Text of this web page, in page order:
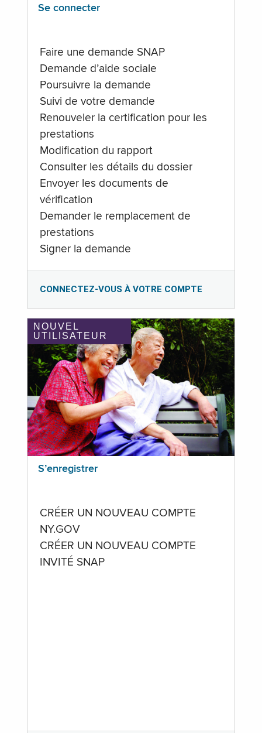
Se connecter
Faire une demande SNAP
Demande d’aide sociale
Poursuivre la demande
Suivi de votre demande
Renouveler la certification pour les
prestations
Modification du rapport
Consulter les détails du dossier
Envoyer les documents de
vérification
Demander le remplacement de
prestations
Signer la demande
CONNECTEZ-VOUS À VOTRE COMPTE
NOUVEL
UTILISATEUR
S’enregistrer
CRÉER UN NOUVEAU COMPTE
NY.GOV
CRÉER UN NOUVEAU COMPTE
INVITÉ SNAP